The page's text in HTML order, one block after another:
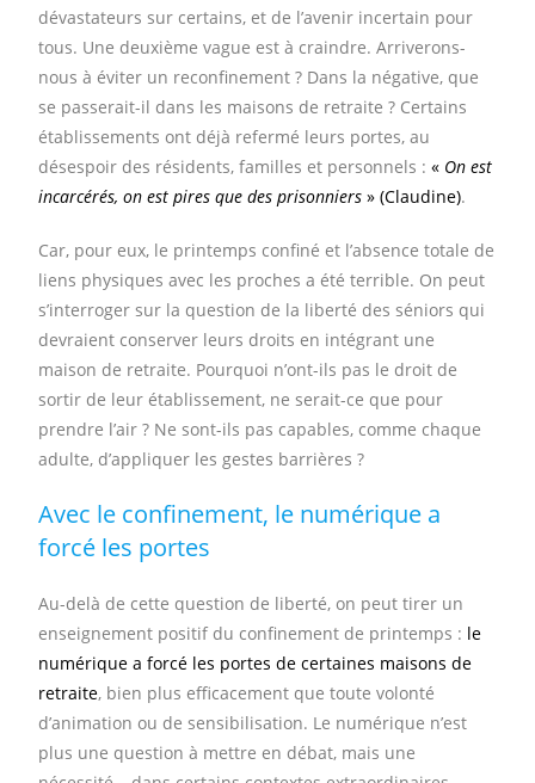
dévastateurs sur certains, et de l’avenir incertain pour
tous. Une deuxième vague est à craindre. Arriverons-
nous à éviter un reconfinement ? Dans la négative, que
se passerait-il dans les maisons de retraite ? Certains
établissements ont déjà refermé leurs portes, au
désespoir des résidents, familles et personnels :« On est
incarcérés, on est pires que des prisonniers» (Claudine).
Car, pour eux, le printemps confiné et l’absence totale de
liens physiques avec les proches a été terrible. On peut
s’interroger sur la question de la liberté des séniors qui
devraient conserver leurs droits en intégrant une
maison de retraite. Pourquoi n’ont-ils pas le droit de
sortir de leur établissement, ne serait-ce que pour
prendre l’air ? Ne sont-ils pas capables, comme chaque
adulte, d’appliquer les gestes barrières ?
Avec le confinement, le numérique a
forcé les portes
Au-delà de cette question de liberté, on peut tirer un
enseignement positif du confinement de printemps : le
numérique a forcé les portes de certaines maisons de
retraite, bien plus efficacement que toute volonté
d’animation ou de sensibilisation. Le numérique n’est
plus une question à mettre en débat, mais une